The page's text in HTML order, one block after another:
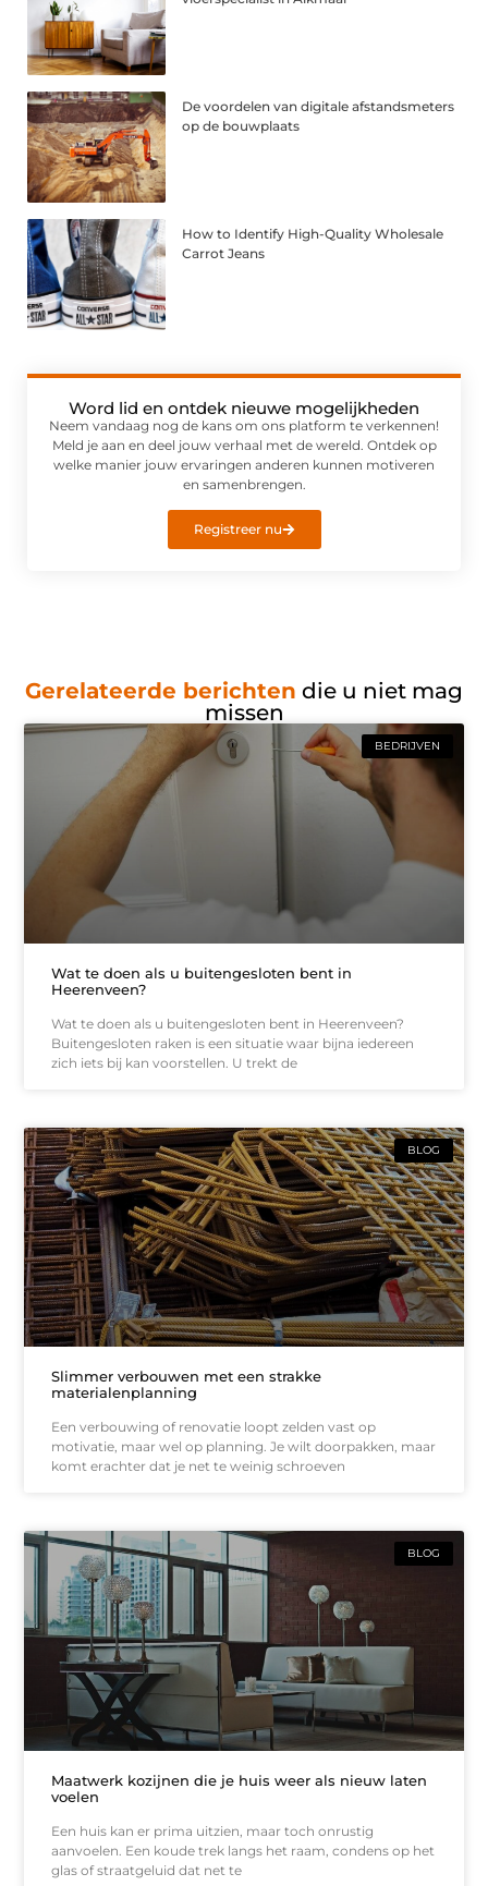
De voordelen van digitale afstandsmeters
op de bouwplaats
How to Identify High-Quality Wholesale
Carrot Jeans
Word lid en ontdek nieuwe mogelijkheden
Neem vandaag nog de kans om ons platform te verkennen!
Meld je aan en deel jouw verhaal met de wereld. Ontdek op
welke manier jouw ervaringen anderen kunnen motiveren
en samenbrengen.
Registreer nu
Gerelateerde berichten die u niet mag
missen
BEDRIJVEN
Wat te doen als u buitengesloten bent in
Heerenveen?
Wat te doen als u buitengesloten bent in Heerenveen?
Buitengesloten raken is een situatie waar bijna iedereen
zich iets bij kan voorstellen. U trekt de
BLOG
Slimmer verbouwen met een strakke
materialenplanning
Een verbouwing of renovatie loopt zelden vast op
motivatie, maar wel op planning. Je wilt doorpakken, maar
komt erachter dat je net te weinig schroeven
BLOG
Maatwerk kozijnen die je huis weer als nieuw laten
voelen
Een huis kan er prima uitzien, maar toch onrustig
aanvoelen. Een koude trek langs het raam, condens op het
glas of straatgeluid dat net te